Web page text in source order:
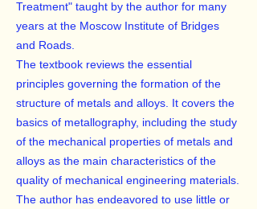
Treatment" taught by the author for many
years at the Moscow Institute of Bridges
and Roads.
The textbook reviews the essential
principles governing the formation of the
structure of metals and alloys. It covers the
basics of metallography, including the study
of the mechanical properties of metals and
alloys as the main characteristics of the
quality of mechanical engineering materials.
The author has endeavored to use little or